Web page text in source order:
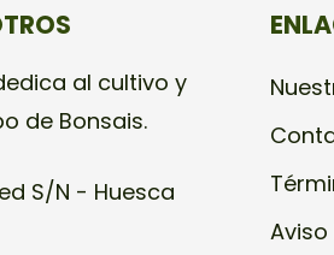
al cultivo y
de Bonsais.
S/N - Huesca